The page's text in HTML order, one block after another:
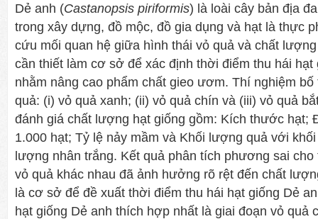
Dẻ anh (Castanopsis piriformis) là loài cây bản địa
trong xây dựng, đồ mộc, đồ gia dụng và hạt là thực
cứu mối quan hệ giữa hình thái vỏ quả và chất
cần thiết làm cơ sở để xác định thời điểm thu hái hạt
nhằm nâng cao phẩm chất gieo ươm. Thí nghiệm
quả: (i) vỏ quả xanh; (ii) vỏ quả chín và (iii) vỏ quả
đánh giá chất lượng hạt giống gồm: Kích thước hạt;
1.000 hạt; Tỷ lệ nảy mầm và Khối lượng quả với
lượng nhân trắng. Kết quả phân tích phương sai
vỏ quả khác nhau đã ảnh hưởng rõ rệt đến chất
là cơ sở để đề xuất thời điểm thu hái hạt giống Dẻ
hạt giống Dẻ anh thích hợp nhất là giai đoạn vỏ quả